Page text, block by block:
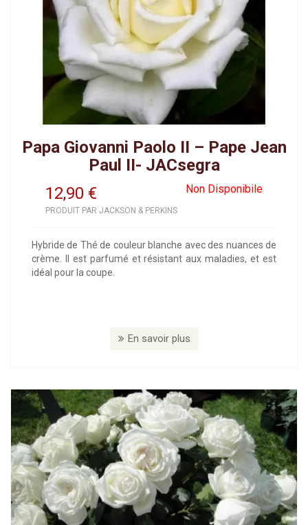
Papa Giovanni Paolo II – Pape Jean
Paul II- JACsegra
12,90
Non Disponibile
€
PRODUIT PAR JACKSON & PERKINS
Hybride de Thé de couleur blanche avec des nuances de
crème. Il est parfumé et résistant aux maladies, et est
idéal pour la coupe.
En savoir plus